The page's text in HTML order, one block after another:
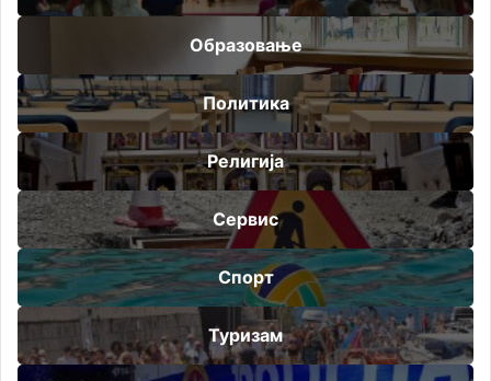
Образовање
Политика
Религија
Сервис
Спорт
Туризам